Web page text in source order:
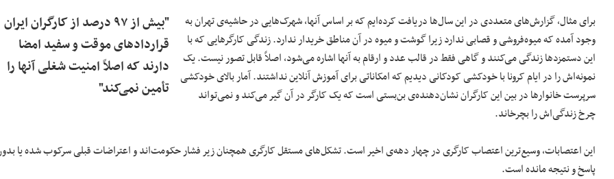
"بیش از ۹۷ درصد از کارگران ایران
قراردادهای موقت و سفید امضا
دارند که اصلاً امنیت شغلی‌ آنها را
تأمین نمی‌کند"
برای مثال، گزارش‌های متعددی در این سال‌ها دریافت کرده‌ایم که بر اساس آنها، شهرک‌هایی در حاشیه‌ی تهران به
وجود آمده که میوه‌فروشی و قصابی ندارد زیرا گوشت و میوه در آن مناطق خریدار ندارد. زندگی کارگرهایی که با
این دستمزدها زندگی می‌کنند و گاهی فقط در قالب عدد و ارقام به آنها اشاره می‌شود، اصلاً قابل تصور نیست. یک
نمونه‌اش را در ایام کرونا با خودکشی کودکانی دیدیم که امکاناتی برای آموزش آنلاین نداشتند. آمار بالای خودکشی
سرپرست خانوارها در بین این کارگران نشان‌دهنده‌ی بن‌بستی است که یک کارگر در آن گیر می‌کند و نمی‌تواند
چرخ زندگی‌اش را بچرخاند.
این اعتصابات، وسیع‌ترین اعتصاب کارگری در چهار دهه‌ی اخیر است. تشکل‌های مستقل کارگری همچنان زیر فشار حکومت‌اند و اعتراضات قبلی سرکوب شده یا
پاسخ و نتیجه مانده‌ است.